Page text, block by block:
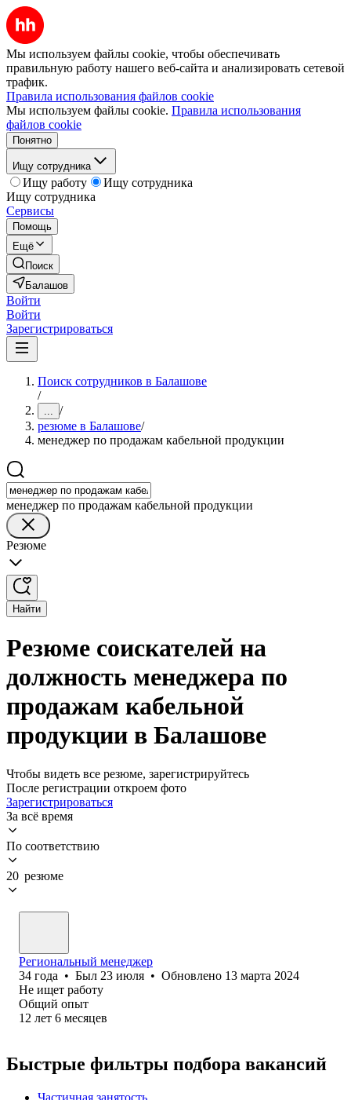
Мы используем файлы cookie, чтобы обеспечивать
правильную работу нашего веб-сайта и анализировать сетевой
трафик.
Правила использования файлов cookie
Мы используем файлы cookie. Правила использования
файлов cookie
Понятно
Ищу сотрудника
Ищу работу
Ищу сотрудника
Ищу сотрудника
Сервисы
Помощь
Ещё
Поиск
Балашов
Войти
Войти
Зарегистрироваться
Поиск сотрудников в Балашове
/
... /
резюме в Балашове/
менеджер по продажам кабельной продукции
менеджер по продажам кабельной продукции
Резюме
Найти
Резюме соискателей на
должность менеджера по
продажам кабельной
продукции в Балашове
Чтобы видеть все резюме, зарегистрируйтесь
После регистрации откроем фото
Зарегистрироваться
За всё время
По соответствию
20 резюме
Региональный менеджер
34 года • Был 23 июля • Обновлено 13 марта 2024
Не ищет работу
Общий опыт
12 лет 6 месяцев
Быстрые фильтры подбора вакансий
Частичная занятость